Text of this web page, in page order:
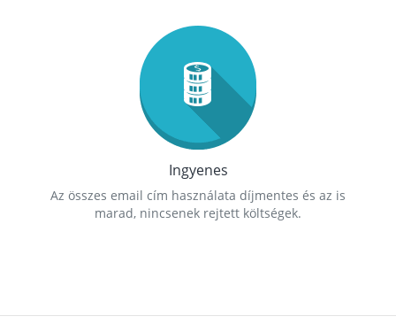
Ingyenes
Az összes email cím használata díjmentes és az is
marad, nincsenek rejtett költségek.